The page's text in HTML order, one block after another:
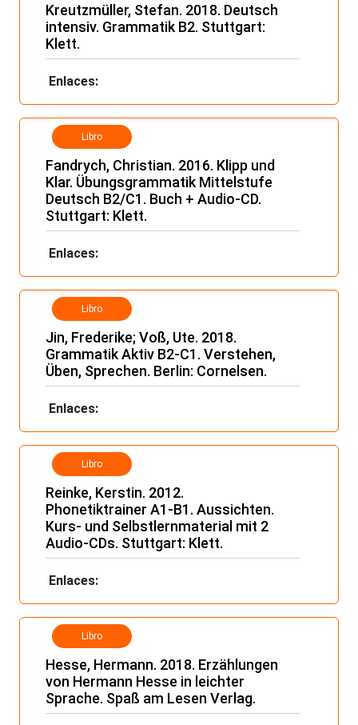
Kreutzmüller, Stefan. 2018. Deutsch
intensiv. Grammatik B2. Stuttgart:
Klett.
Enlaces:
Libro
Fandrych, Christian. 2016. Klipp und
Klar. Übungsgrammatik Mittelstufe
Deutsch B2/C1. Buch + Audio-CD.
Stuttgart: Klett.
Enlaces:
Libro
Jin, Frederike; Voß, Ute. 2018.
Grammatik Aktiv B2-C1. Verstehen,
Üben, Sprechen. Berlin: Cornelsen.
Enlaces:
Libro
Reinke, Kerstin. 2012.
Phonetiktrainer A1-B1. Aussichten.
Kurs- und Selbstlernmaterial mit 2
Audio-CDs. Stuttgart: Klett.
Enlaces:
Libro
Hesse, Hermann. 2018. Erzählungen
von Hermann Hesse in leichter
Sprache. Spaß am Lesen Verlag.